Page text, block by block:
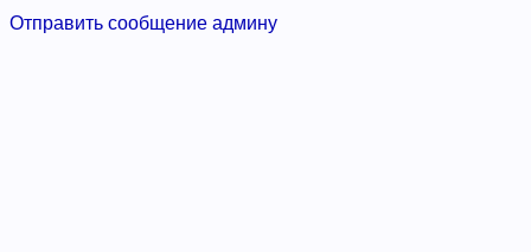
Отправить сообщение админу